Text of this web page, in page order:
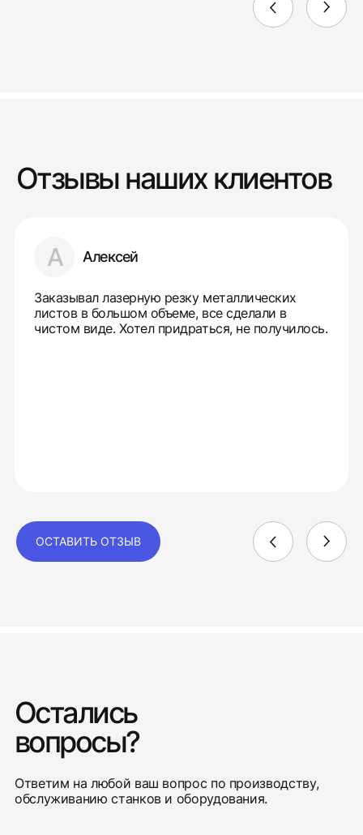
Отзывы наших клиентов
А Алексей
Заказывал лазерную резку металлических
листов в большом объеме, все сделали в
чистом виде. Хотел придраться, не получилось.
ОСТАВИТЬ ОТЗЫВ
Остались
вопросы?
Ответим на любой ваш вопрос по производству,
обслуживанию станков и оборудования.